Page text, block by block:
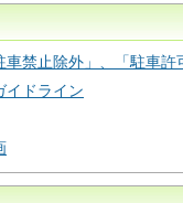
車禁止除外」、「駐車許
イドライン